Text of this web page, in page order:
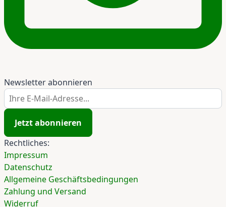
Newsletter abonnieren
Ihre E-Mail-Adresse...
Jetzt abonnieren
Rechtliches:
Impressum
Datenschutz
Allgemeine Geschäftsbedingungen
Zahlung und Versand
Widerruf